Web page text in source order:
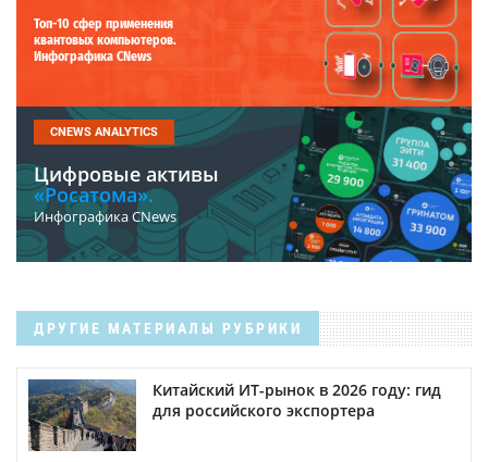
Топ-10 сфер применения
квантовых компьютеров.
Инфографика CNews
CNEWS ANALYTICS
Цифровые активы
«Росатома».
Инфографика CNews
ДРУГИЕ МАТЕРИАЛЫ РУБРИКИ
Китайский ИТ-рынок в 2026 году: гид
для российского экспортера